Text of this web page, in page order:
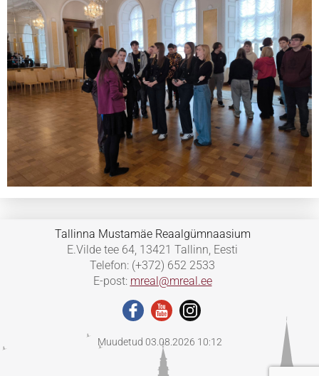
Tallinna Mustamäe Reaalgümnaasium
E.Vilde tee 64, 13421 Tallinn, Eesti
Telefon: (+372) 652 2533
E-post: mreal@mreal.ee
Muudetud 03.08.2026 10:12